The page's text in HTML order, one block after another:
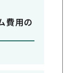
費用の